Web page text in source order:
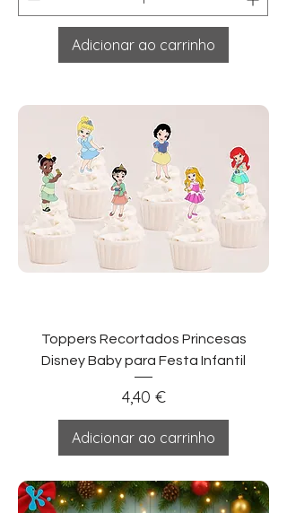
Adicionar ao carrinho
Toppers Recortados Princesas
Disney Baby para Festa Infantil
Preço
4,40 €
Adicionar ao carrinho